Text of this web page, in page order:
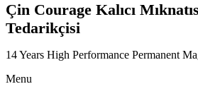
Çin Courage Kalıcı
Tedarikçisi
14 Years High Performance Permanent
Menu